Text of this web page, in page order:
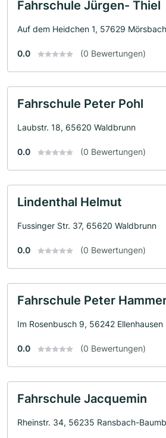
Fahrschule Jürgen- Thiel
Auf dem Heidchen 1, 57629 Mörsbach
0.0 (0 Bewertungen)
Fahrschule Peter Pohl
Laubstr. 18, 65620 Waldbrunn
0.0 (0 Bewertungen)
Lindenthal Helmut
Fussinger Str. 37, 65620 Waldbrunn
0.0 (0 Bewertungen)
Fahrschule Peter
Im Rosenbusch 9, 56242 Ellenhausen
0.0 (0 Bewertungen)
Fahrschule Jacquemin
Rheinstr. 34, 56235 Ransbach-